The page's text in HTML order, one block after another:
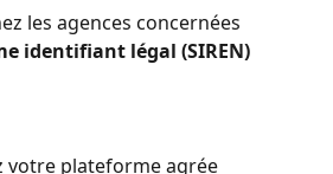
les agences concernées
identifiant légal (SIREN)
votre plateforme agrée